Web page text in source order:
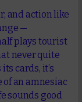
and action like
—
plays tourist
never quite
cards, it’s
an amnesiac
sounds good